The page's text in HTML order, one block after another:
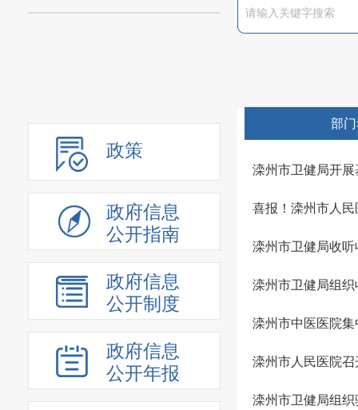
政策
政府信息
公开指南
政府信息
公开制度
政府信息
公开年报
部
滦州市卫健局开
喜报！滦州市人
滦州市卫健局收
滦州市卫健局组
滦州市中医医院
滦州市人民医院
滦州市卫健局组